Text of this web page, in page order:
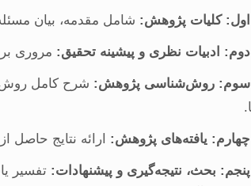
کلیات پژوهش: شامل مقدمه، بیان
ادبیات نظری و پیشینه تحقیق: مروری
روش‌شناسی پژوهش: شرح کامل روش،
یافته‌های پژوهش: ارائه نتایج حاصل
بحث، نتیجه‌گیری و پیشنهادات: تفسیر